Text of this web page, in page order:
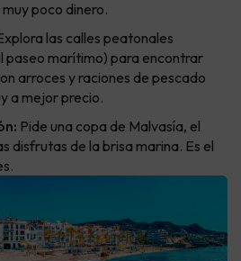
poco dinero.
las calles peatonales
paseo marítimo) para encontrar
arroces y raciones de pescado
a mejor precio.
Pide una copa de Malvasía, el
disfrutas de la brisa marina. Es el